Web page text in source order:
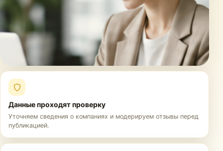
Данные проходят проверку
Уточняем сведения о компаниях и модерируем отзывы перед
публикацией.